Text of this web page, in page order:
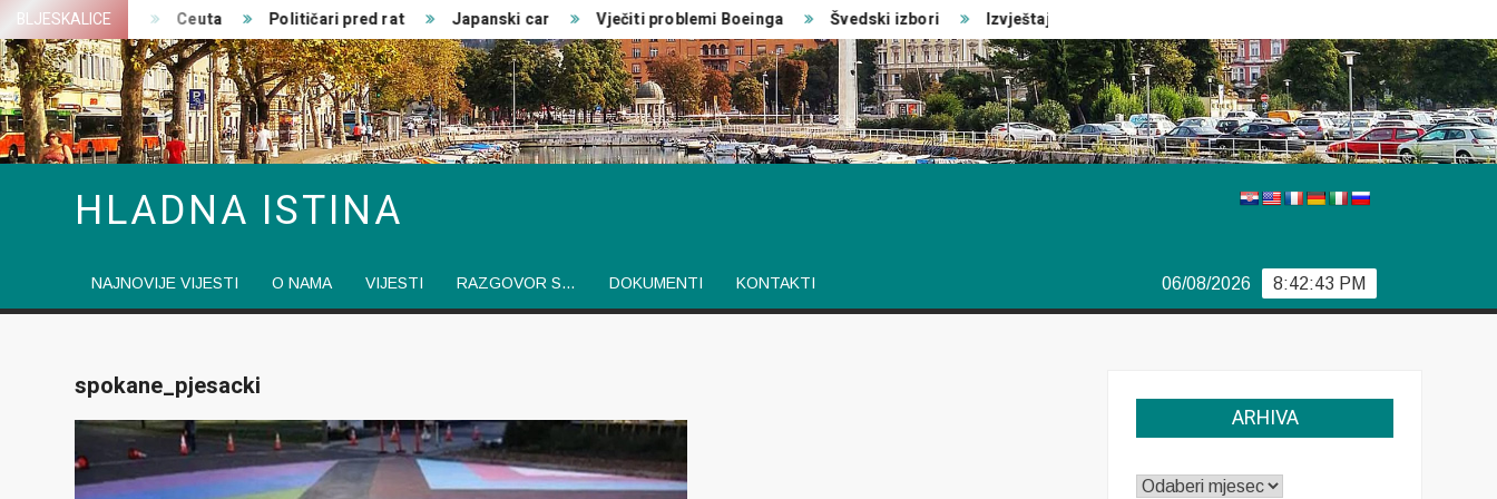
Skip
to
content
BLJESKALICE
izjave Ceuta Političari pred rat Japanski car Vječiti problemi Boeinga Švedski izbori Izvještaj Europola
HLADNA ISTINA
NAJNOVIJE VIJESTI O NAMA VIJESTI RAZGOVOR S… DOKUMENTI KONTAKTI 8:42:43 PM
06/08/2026
spokane_pjesacki
ARHIVA
ARHIVA